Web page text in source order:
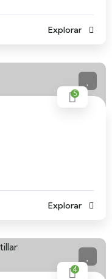
Explorar
5
Explorar
4